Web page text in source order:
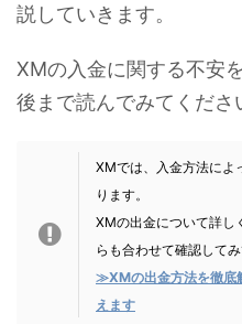
説していきます。
XMの入金に関する不安
後まで読んでみてくださ
XMでは、入金方法によ
ります。
XMの出金について詳し
らも合わせて確認してみ
≫XMの出金方法を徹底
えます